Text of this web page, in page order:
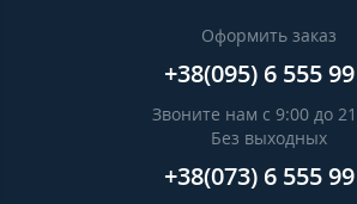
Оформить заказ
+38(095) 6 555
Звоните нам с 9:00 до
Без выходных
+38(073) 6 555